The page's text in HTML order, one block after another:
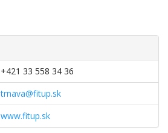
+421 33 558 34 36
trnava@fitup.sk
www.fitup.sk